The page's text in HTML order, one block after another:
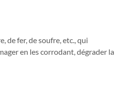
de fer, de soufre, etc., qui
en les corrodant, dégrader la